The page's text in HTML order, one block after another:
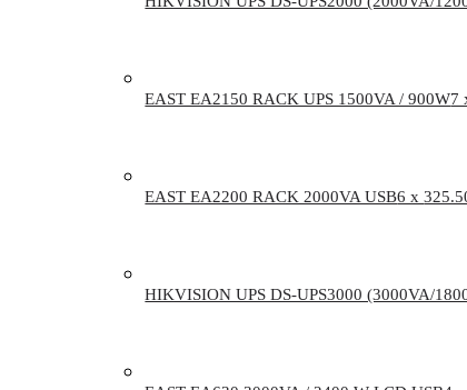
EAST EA2150 RACK UPS 1500VA / 900W7
EAST EA2200 RACK 2000VA USB6 x
HIKVISION UPS DS-UPS3000 (3000VA/